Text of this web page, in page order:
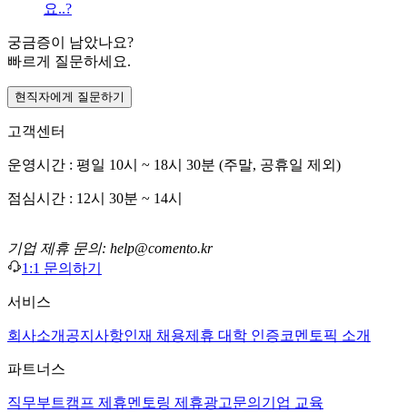
요..?
궁금증이 남았나요?
빠르게 질문하세요.
현직자에게 질문하기
고객센터
운영시간 : 평일 10시 ~ 18시 30분 (주말, 공휴일 제외)
점심시간 : 12시 30분 ~ 14시
기업 제휴 문의: help@comento.kr
1:1 문의하기
서비스
회사소개 공지사항인재 채용제휴 대학 인증코멘토픽 소개
파트너스
직무부트캠프 제휴멘토링 제휴광고문의 기업 교육